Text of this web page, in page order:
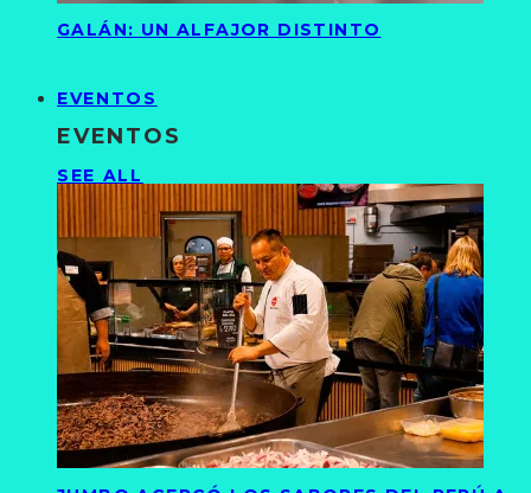
GALÁN: UN ALFAJOR DISTINTO
EVENTOS
EVENTOS
SEE ALL